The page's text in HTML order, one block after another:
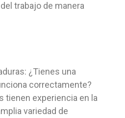
trabajo de manera
¿Tienes una
correctamente?
tienen experiencia en la
variedad de